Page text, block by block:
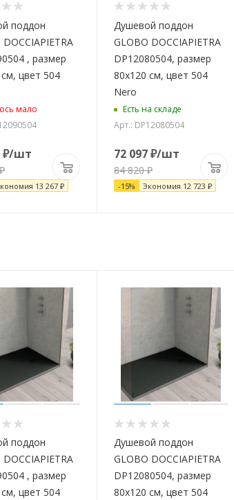
поддон
, размер
цвет 504
мало
₽/шт
13 267 ₽
Душевой поддон
GLOBO DOCCIAPIETRA
DP12080504, размер
80x120 см, цвет 504
Nero
Есть на складе
Арт.: DP12080504
72 097₽/шт
84 820₽
-15% Экономия 12 723 ₽
поддон
, размер
цвет 504
Душевой поддон
GLOBO DOCCIAPIETRA
DP12080504, размер
80x120 см, цвет 504